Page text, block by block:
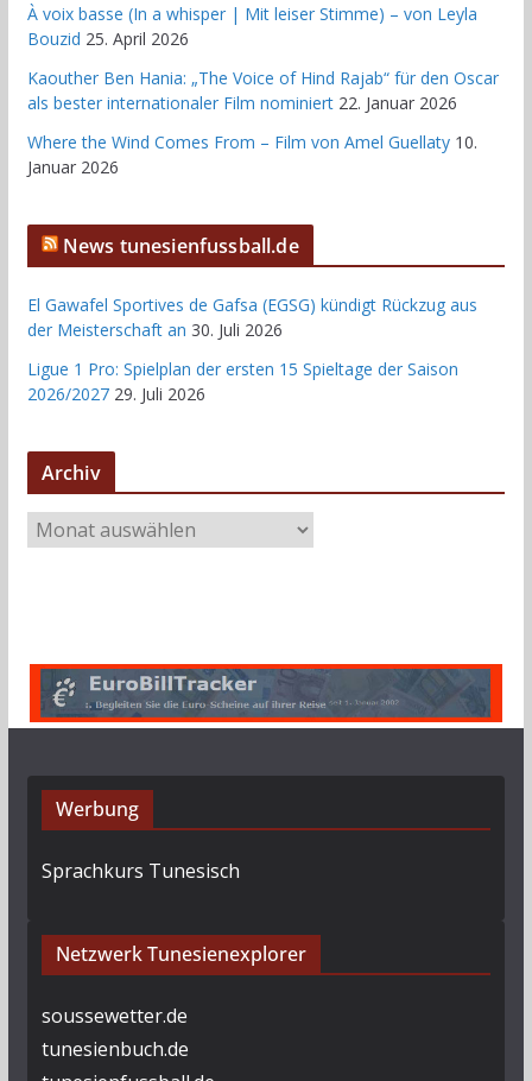
À voix basse (In a whisper | Mit leiser Stimme) – von Leyla
Bouzid 25. April 2026
Kaouther Ben Hania: „The Voice of Hind Rajab“ für den Oscar
als bester internationaler Film nominiert 22. Januar 2026
Where the Wind Comes From – Film von Amel Guellaty 10.
Januar 2026
News tunesienfussball.de
El Gawafel Sportives de Gafsa (EGSG) kündigt Rückzug aus
der Meisterschaft an 30. Juli 2026
Ligue 1 Pro: Spielplan der ersten 15 Spieltage der Saison
2026/2027 29. Juli 2026
Archiv
r
Werbung
Sprachkurs Tunesisch
Netzwerk Tunesienexplorer
soussewetter.de
tunesienbuch.de